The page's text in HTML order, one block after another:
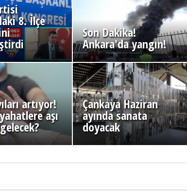
8. İlçe
Son Dakika!
Ankara'da yangın!
artıyor!
aşı
Çankaya Haziran
ayında sanata
doyacak